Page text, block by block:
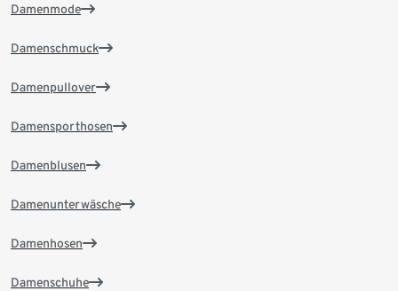
Damenmode
Damenschmuck
Damenpullover
Damensporthosen
Damenblusen
Damenunterwäsche
Damenhosen
Damenschuhe